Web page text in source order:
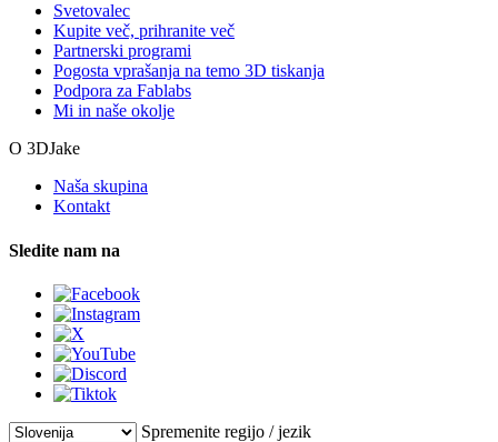
Svetovalec
Kupite več, prihranite več
Partnerski programi
Pogosta vprašanja na temo 3D tiskanja
Podpora za Fablabs
Mi in naše okolje
O 3DJake
Naša skupina
Kontakt
Sledite nam na
Spremenite regijo / jezik